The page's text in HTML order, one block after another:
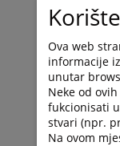
Ova web
informacije
unutar
Neke od
fukcionisati
stvari (npr.
Na ovom